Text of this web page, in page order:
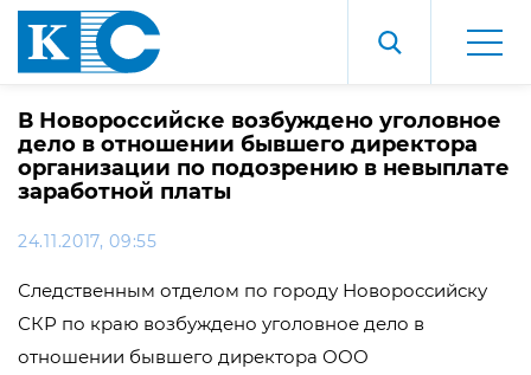
В Новороссийске возбуждено уголовное
дело в отношении бывшего директора
организации по подозрению в невыплате
заработной платы
24.11.2017, 09:55
Следственным отделом по городу Новороссийску
СКР по краю возбуждено уголовное дело в
отношении бывшего директора ООО